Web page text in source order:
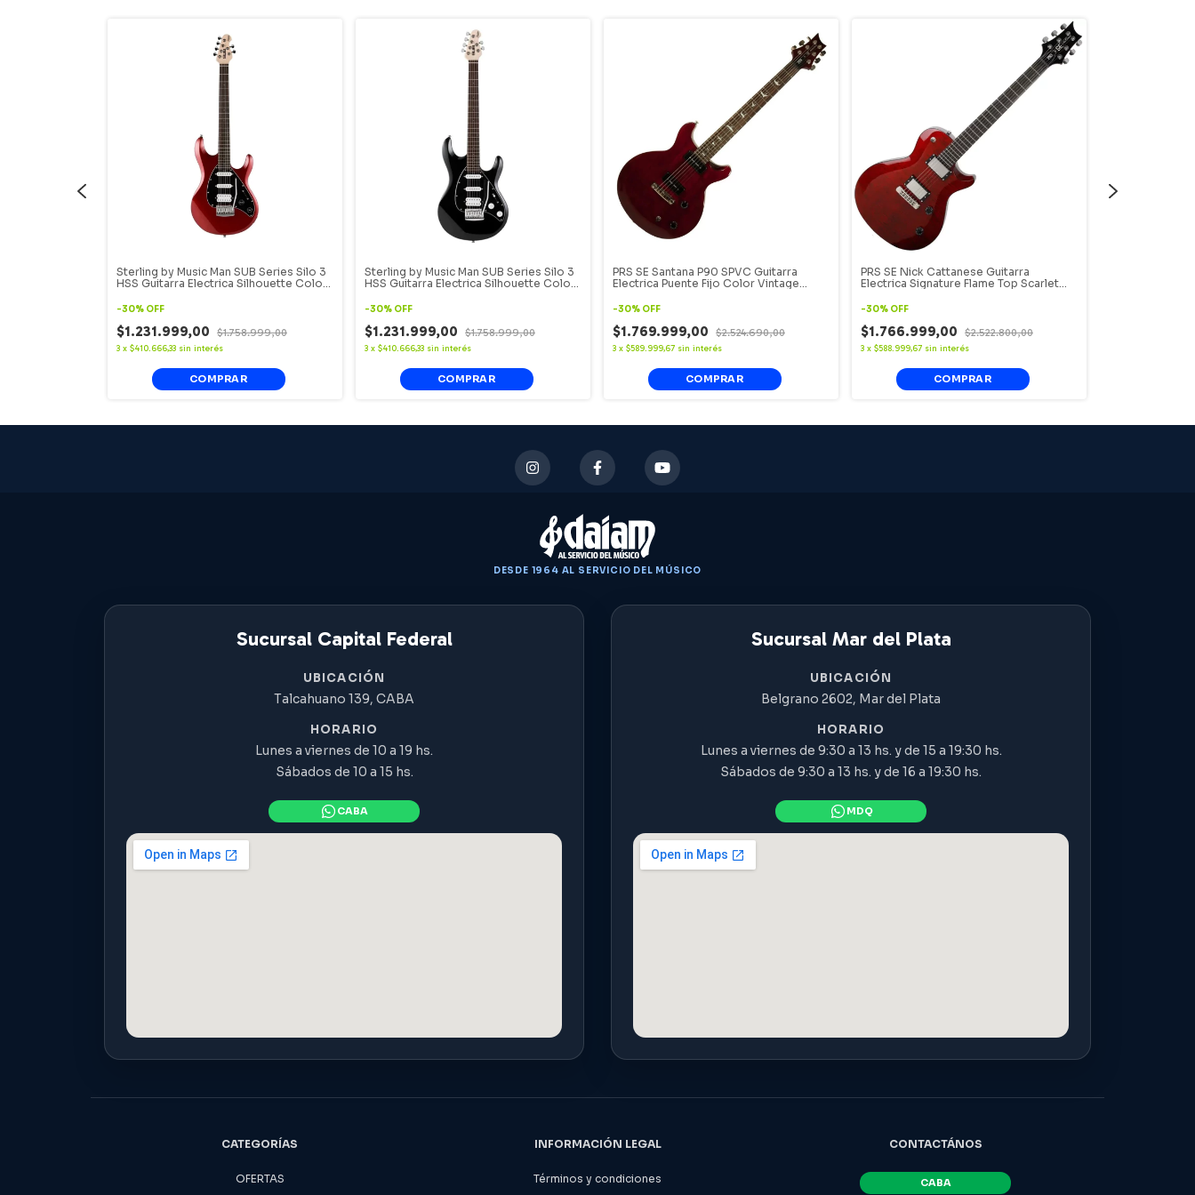
Sterling by Music Man SUB Series Silo 3
HSS Guitarra Electrica Silhouette Color
-30% OFF
$1.231.999,00 $1.758.999,00
3 x $410.666,33 sin interés
Sterling by Music Man SUB Series Silo 3
HSS Guitarra Electrica Silhouette Color
-30% OFF
$1.231.999,00 $1.758.999,00
3 x $410.666,33 sin interés
PRS SE Santana P90 SPVC Guitarra
Electrica Puente Fijo Color Vintage
-30% OFF
$1.769.999,00 $2.524.690,00
3 x $589.999,67 sin interés
PRS SE Nick Cattanese Guitarra
Electrica Signature Flame Top Scarlet
-30% OFF
$1.766.999,00 $2.522.800,00
3 x $588.999,67 sin interés
DESDE 1964 AL SERVICIO DEL MÚSICO
Sucursal Capital Federal
UBICACIÓN
Talcahuano 139, CABA
HORARIO
Lunes a viernes de 10 a 19 hs.
Sábados de 10 a 15 hs.
Sucursal Mar del Plata
UBICACIÓN
Belgrano 2602, Mar del Plata
HORARIO
Lunes a viernes de 9:30 a 13 hs. y de 15 a 19:30 hs.
Sábados de 9:30 a 13 hs. y de 16 a 19:30 hs.
CATEGORÍAS
OFERTAS
INFORMACIÓN LEGAL
Términos y condiciones
CONTACTÁNOS